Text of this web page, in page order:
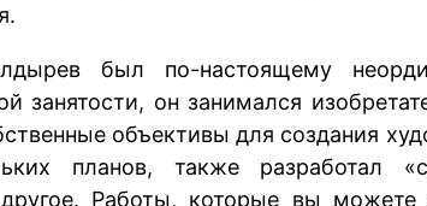
был по-настоящему
занятости, он занимался
объективы для создания
планов, также разработал
Работы, которые вы можете